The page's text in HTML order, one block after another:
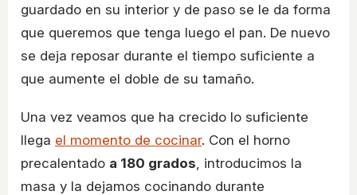
guardado en su interior y de paso se le da forma
que queremos que tenga luego el pan. De nuevo
se deja reposar durante el tiempo suficiente a
que aumente el doble de su tamaño.
Una vez veamos que ha crecido lo suficiente
llega el momento de cocinar. Con el horno
precalentado a 180 grados , introducimos la
masa y la dejamos cocinando durante